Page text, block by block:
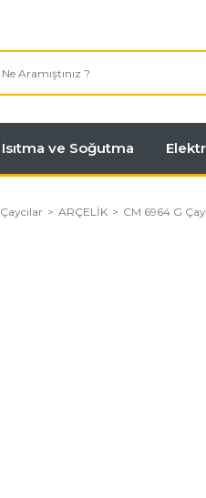
Isıtma ve Soğutma
Çaycılar ARÇELİK CM 6964 G